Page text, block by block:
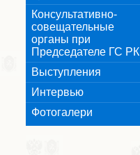
Консультативно-
совещательные
органы при
Председателе ГС РК
Выступления
Интервью
Фотогалери